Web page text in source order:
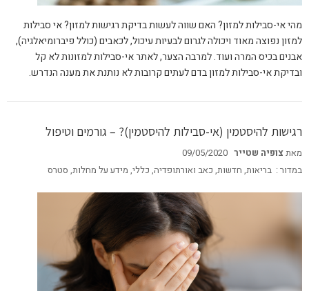
מהי אי-סבילות למזון? האם שווה לעשות בדיקת רגישות למזון? אי סבילות
למזון נפוצה מאוד ויכולה לגרום לבעיות עיכול, לכאבים (כולל פיברומיאלגיה),
אבנים בכיס המרה ועוד. למרבה הצער, לאתר אי-סבילות למזונות לא קל
ובדיקת אי-סבילות למזון בדם לעתים קרובות לא נותנת את מענה הנדרש.
רגישות להיסטמין (אי-סבילות להיסטמין)? – גורמים וטיפול
מאתצופיה שטייר 09/05/2020
במדור : בריאות, חדשות, כאב ואורתופדיה, כללי, מידע על מחלות, סטרס